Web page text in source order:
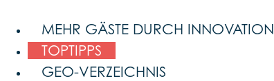
MEHR GÄSTE DURCH INNOVATION
TOPTIPPS
GEO-VERZEICHNIS